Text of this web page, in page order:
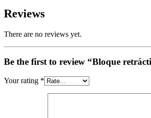
Reviews
There are no reviews yet.
Be the first to review “Bloque
Your rating *